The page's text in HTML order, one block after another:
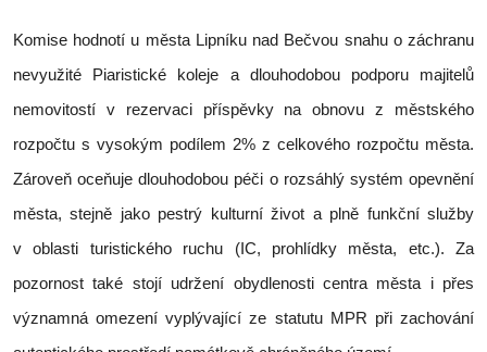
Komise hodnotí u města Lipníku nad Bečvou snahu o záchranu
nevyužité Piaristické koleje a dlouhodobou podporu majitelů
nemovitostí v rezervaci příspěvky na obnovu z městského
rozpočtu s vysokým podílem 2% z celkového rozpočtu města.
Zároveň oceňuje dlouhodobou péči o rozsáhlý systém opevnění
města, stejně jako pestrý kulturní život a plně funkční služby
v oblasti turistického ruchu (IC, prohlídky města, etc.). Za
pozornost také stojí udržení obydlenosti centra města i přes
významná omezení vyplývající ze statutu MPR při zachování